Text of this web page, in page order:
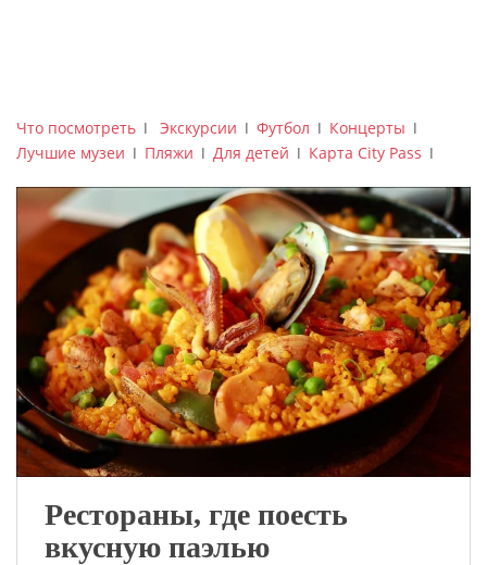
Что посмотреть ǀ Экскурсии ǀ Футбол ǀ Концерты ǀ
Лучшие музеи ǀ Пляжи ǀ Для детей ǀ Карта City Pass ǀ
Рестораны, где поесть
вкусную паэлью